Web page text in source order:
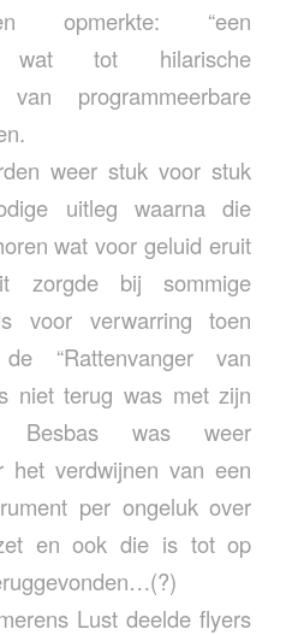
opmerkte: “een
wat tot hilarische
programmeerbare
weer stuk voor stuk
uitleg waarna die
wat voor geluid eruit
zorgde bij sommige
voor verwarring toen
“Rattenvanger van
niet terug was met zijn
was weer
het verdwijnen van een
per ongeluk over
en ook die is tot op
Lust deelde flyers